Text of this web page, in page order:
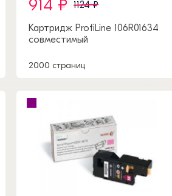
914 ₽ 1124 ₽
Картридж ProfiLine 106R01634
совместимый
2000 страниц